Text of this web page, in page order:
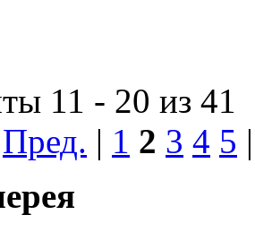
11 - 20 из 41
Пред. | 1 2 3 4 5